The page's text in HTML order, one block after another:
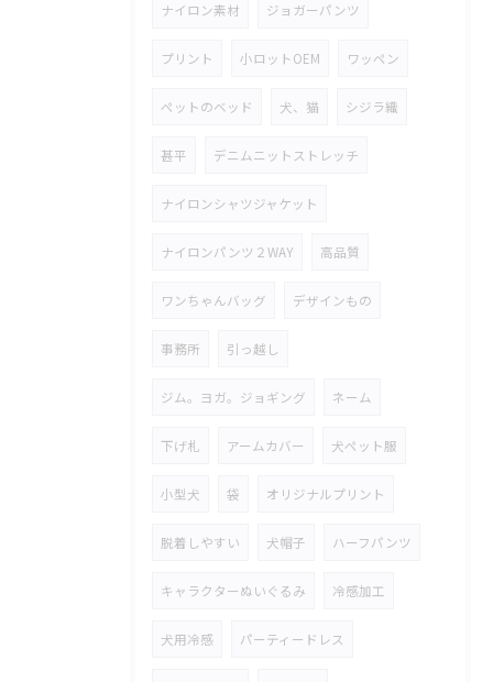
ナイロン素材 ジョガーパンツ
プリント 小ロットOEM ワッペン
ペットのベッド 犬、猫 シジラ織
甚平 デニムニットストレッチ
ナイロンシャツジャケット
ナイロンパンツ２WAY 高品質
ワンちゃんバッグ デザインもの
事務所 引っ越し
ジム。ヨガ。ジョギング ネーム
下げ札 アームカバー 犬ペット服
小型犬 袋 オリジナルプリント
脱着しやすい 犬帽子 ハーフパンツ
キャラクターぬいぐるみ 冷感加工
犬用冷感 パーティードレス